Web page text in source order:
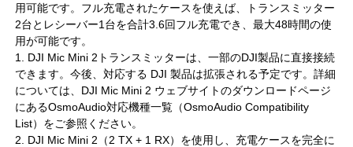
用可能です。フル充電されたケースを使えば、トランスミッター
2台とレシーバー1台を合計3.6回フル充電でき、最大48時間の使
用が可能です。
1. DJI Mic Mini 2トランスミッターは、一部のDJI製品に直接接続
できます。今後、対応する DJI 製品は拡張される予定です。詳細
については、DJI Mic Mini 2 ウェブサイトのダウンロードページ
にあるOsmoAudio対応機種一覧（OsmoAudio Compatibility
List）をご参照ください。
2. DJI Mic Mini 2（2 TX + 1 RX）を使用し、充電ケースを完全に